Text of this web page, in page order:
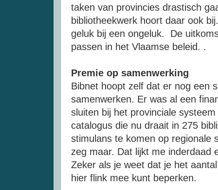
taken van provincies drastisch
bibliotheekwerk hoort daar ook
geluk bij een ongeluk. De
passen in het Vlaamse beleid. .
Premie op samenwerking
Bibnet hoopt zelf dat er nog een
samenwerken. Er was al een
sluiten bij het provinciale
catalogus die nu draait in 275
stimulans te komen op regionale
zeg maar. Dat lijkt me inderdaad
Zeker als je weet dat je het
hier flink mee kunt beperken.